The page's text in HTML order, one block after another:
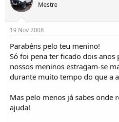
Mestre
19 Nov 2008
Parabéns pelo teu menino!
Só foi pena ter ficado dois anos
nossos meninos estragam-se
durante muito tempo do que a
Mas pelo menos já sabes onde
ajuda!